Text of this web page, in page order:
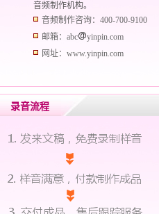
音频制作机构。
音频制作咨询：400-700-9100
邮箱：abc
yinpin.com
网址：www.yinpin.com
录音流程